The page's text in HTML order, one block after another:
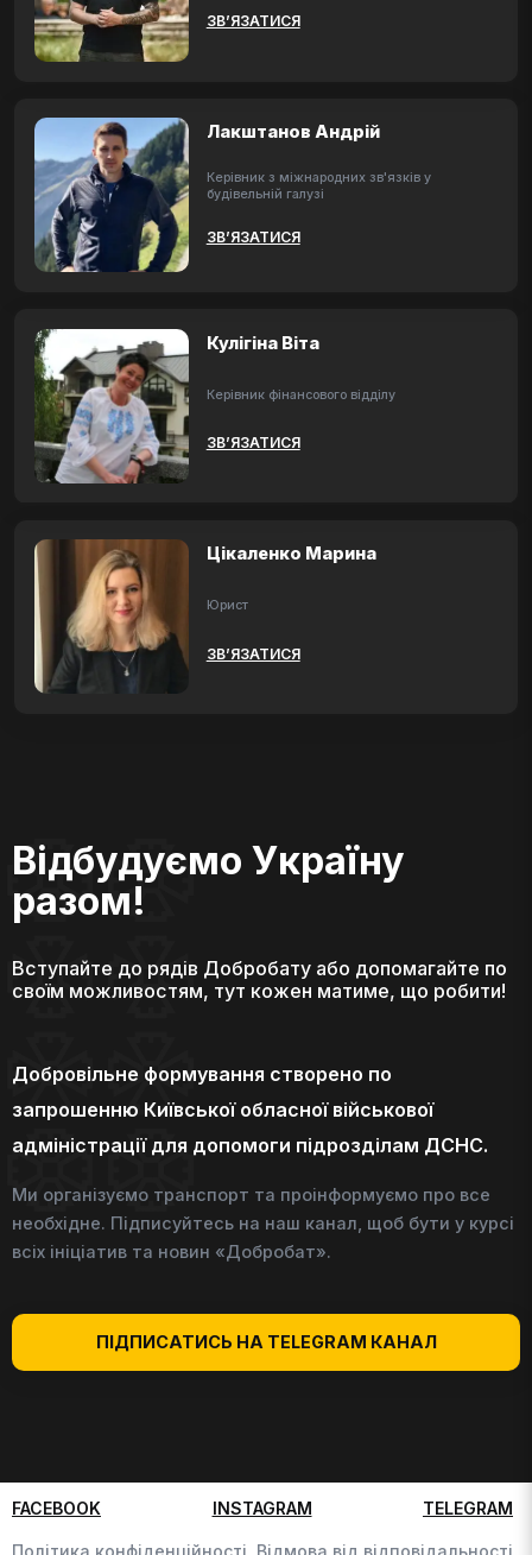
ЗВ’ЯЗАТИСЯ
Лакштанов Андрій
Керівник з міжнародних зв'язків у
будівельній галузі
ЗВ’ЯЗАТИСЯ
Кулігіна Віта
Керівник фінансового відділу
ЗВ’ЯЗАТИСЯ
Цікаленко Марина
Юрист
ЗВ’ЯЗАТИСЯ
Відбудуємо Україну
разом!
Вступайте до рядів Добробату або допомагайте по
своїм можливостям, тут кожен матиме, що робити!
Добровільне формування створено по
запрошенню Київської обласної військової
адміністрації для допомоги підрозділам ДСНС.
Ми організуємо транспорт та проінформуємо про все
необхідне. Підписуйтесь на наш канал, щоб бути у курсі
всіх ініціатив та новин «Добробат».
ПІДПИСАТИСЬ НА TELEGRAM КАНАЛ
FACEBOOK INSTAGRAM TELEGRAM
Політика конфіденційності, Відмова від відповідальності